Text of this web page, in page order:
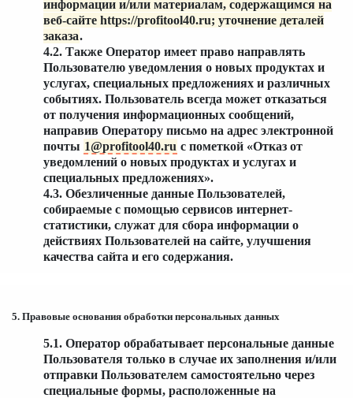
информации и/или материалам, содержащимся на
веб-сайте https://profitool40.ru; уточнение деталей
заказа.
4.2. Также Оператор имеет право направлять
Пользователю уведомления о новых продуктах и
услугах, специальных предложениях и различных
событиях. Пользователь всегда может отказаться
от получения информационных сообщений,
направив Оператору письмо на адрес электронной
почты 1@profitool40.ru с пометкой «Отказ от
уведомлений о новых продуктах и услугах и
специальных предложениях».
4.3. Обезличенные данные Пользователей,
собираемые с помощью сервисов интернет-
статистики, служат для сбора информации о
действиях Пользователей на сайте, улучшения
качества сайта и его содержания.
5. Правовые основания обработки персональных данных
5.1. Оператор обрабатывает персональные данные
Пользователя только в случае их заполнения и/или
отправки Пользователем самостоятельно через
специальные формы, расположенные на